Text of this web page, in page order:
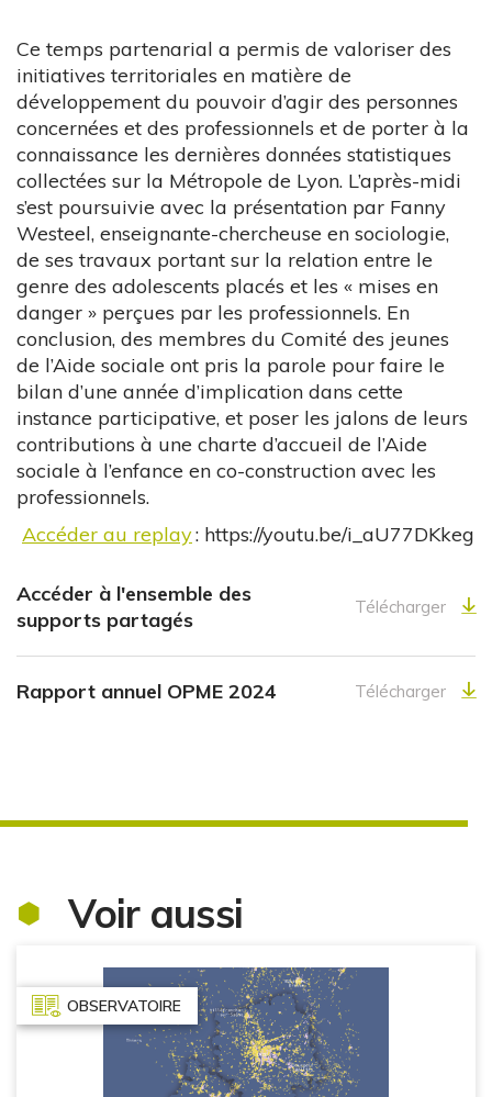
Ce temps partenarial a permis de valoriser des
initiatives territoriales en matière de
développement du pouvoir d’agir des personnes
concernées et des professionnels et de porter à la
connaissance les dernières données statistiques
collectées sur la Métropole de Lyon. L’après-midi
s’est poursuivie avec la présentation par Fanny
Westeel, enseignante-chercheuse en sociologie,
de ses travaux portant sur la relation entre le
genre des adolescents placés et les « mises en
danger » perçues par les professionnels. En
conclusion, des membres du Comité des jeunes
de l’Aide sociale ont pris la parole pour faire le
bilan d’une année d’implication dans cette
instance participative, et poser les jalons de leurs
contributions à une charte d’accueil de l’Aide
sociale à l’enfance en co-construction avec les
professionnels.
Accéder au replay: https://youtu.be/i_aU77DKkeg
Accéder à l'ensemble des
supports partagés
Télécharger
Rapport annuel OPME 2024 Télécharger
Voir aussi
OBSERVATOIRE